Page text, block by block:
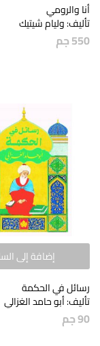
أنا والرومي
تأليف: وليام شيتيك
550جم
إضافة إلى
رسائل في الحكمة
تأليف: أبو حامد الغزالي
90جم